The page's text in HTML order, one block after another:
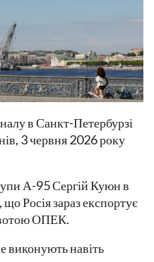
в Санкт-Петербурзі
3 червня 2026 року
А-95 Сергій Куюн в
Росія зараз експортує
ОПЕК.
виконують навіть